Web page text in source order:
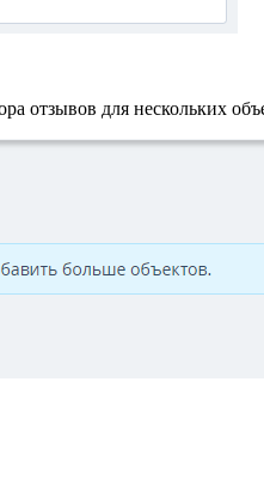
отзывов для нескольких